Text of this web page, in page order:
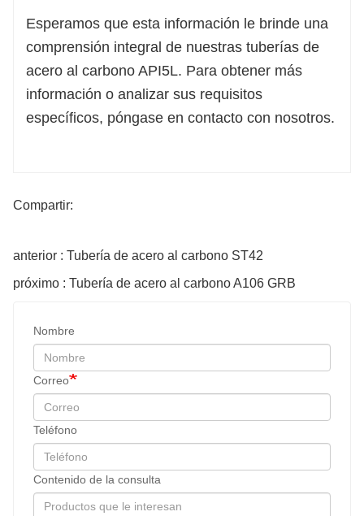
Esperamos que esta información le brinde una
comprensión integral de nuestras tuberías de
acero al carbono API5L. Para obtener más
información o analizar sus requisitos
específicos, póngase en contacto con nosotros.
Compartir:
anterior : Tubería de acero al carbono ST42
próximo : Tubería de acero al carbono A106 GRB
Nombre
Correo
Teléfono
Contenido de la consulta